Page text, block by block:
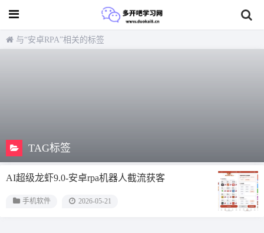
与“安卓RPA”相关的标签
TAG标签
AI超级龙虾9.0-安卓rpa机器人截流获客
手机软件 2026-05-21